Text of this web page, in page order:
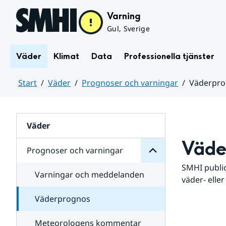
Hoppa till sidans innehåll Varning
Gul, Sverige
Väder Klimat Data Professionella tjänster
Start Väder Prognoser och varningar
Väder
Prognoser och varningar
för
varningar
Varningar och meddelanden
Väderprognos
Meteorologens kommentar
SMHI
väder-